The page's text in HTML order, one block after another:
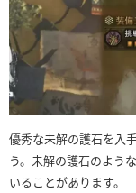
優秀な未解の護石を入
う。未解の護石のよう
いることがあります。